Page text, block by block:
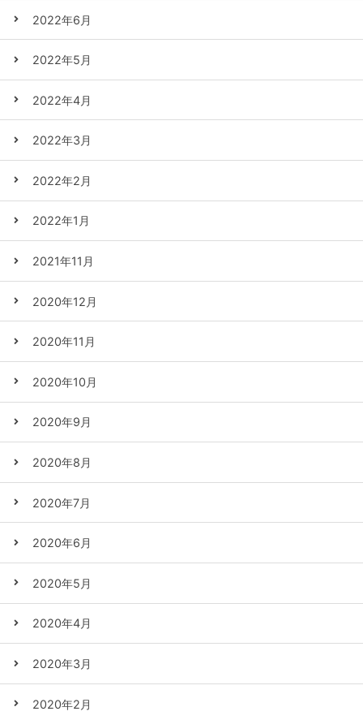
2022年6月
2022年5月
2022年4月
2022年3月
2022年2月
2022年1月
2021年11月
2020年12月
2020年11月
2020年10月
2020年9月
2020年8月
2020年7月
2020年6月
2020年5月
2020年4月
2020年3月
2020年2月